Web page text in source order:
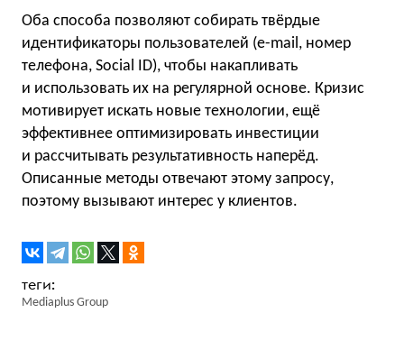
Оба способа позволяют собирать твёрдые
идентификаторы пользователей (e-mail, номер
телефона, Social ID), чтобы накапливать
и использовать их на регулярной основе. Кризис
мотивирует искать новые технологии, ещё
эффективнее оптимизировать инвестиции
и рассчитывать результативность наперёд.
Описанные методы отвечают этому запросу,
поэтому вызывают интерес у клиентов.
Mediaplus Group